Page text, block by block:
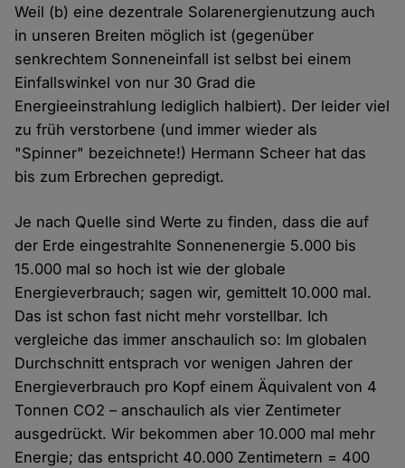
Weil (b) eine dezentrale Solarenergienutzung auch
in unseren Breiten möglich ist (gegenüber
senkrechtem Sonneneinfall ist selbst bei einem
Einfallswinkel von nur 30 Grad die
Energieeinstrahlung lediglich halbiert). Der leider viel
zu früh verstorbene (und immer wieder als
"Spinner" bezeichnete!) Hermann Scheer hat das
bis zum Erbrechen gepredigt.
Je nach Quelle sind Werte zu finden, dass die auf
der Erde eingestrahlte Sonnenenergie 5.000 bis
15.000 mal so hoch ist wie der globale
Energieverbrauch; sagen wir, gemittelt 10.000 mal.
Das ist schon fast nicht mehr vorstellbar. Ich
vergleiche das immer anschaulich so: Im globalen
Durchschnitt entsprach vor wenigen Jahren der
Energieverbrauch pro Kopf einem Äquivalent von 4
Tonnen CO2 – anschaulich als vier Zentimeter
ausgedrückt. Wir bekommen aber 10.000 mal mehr
Energie; das entspricht 40.000 Zentimetern = 400